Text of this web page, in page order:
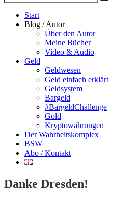
nach
Suche
Start
Blog / Autor
Über den Autor
Meine Bücher
Video & Audio
Geld
Geldwesen
Geld einfach erklärt
Geldsystem
Bargeld
#BargeldChallenge
Gold
Kryptowährungen
Der Wahrheitskomplex
BSW
Abo / Kontakt
Danke Dresden!